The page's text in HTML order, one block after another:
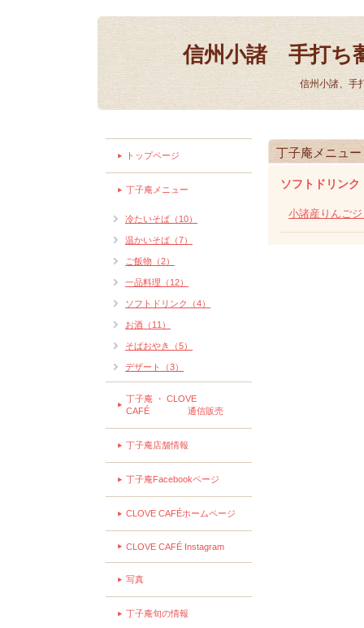
信州小諸 手打ち
信州小諸、手
丁子庵メニュー
ソフトドリンク
小諸産りんご
トップページ
丁子庵メニュー
冷たいそば（10）
温かいそば（7）
ご飯物（2）
一品料理（12）
ソフトドリンク（4）
お酒（11）
そばおやき（5）
デザート（3）
丁子庵 ・ CLOVE
CAFÉ 通信販売
丁子庵店舗情報
丁子庵Facebookページ
CLOVE CAFÉホームページ
CLOVE CAFÉ Instagram
写真
丁子庵旬の情報